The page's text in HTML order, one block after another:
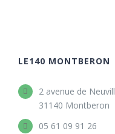
LE140 MONTBERON
2 avenue de
31140 Montberon
05 61 09 91 26